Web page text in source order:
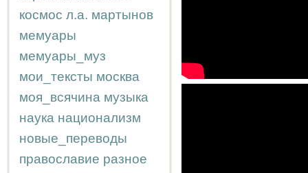
космос л.а. мартынов
мемуары
мемуары_муз
мои_тексты москва
моя_всячина музыка
наука национализм
новые_переводы
православие разное